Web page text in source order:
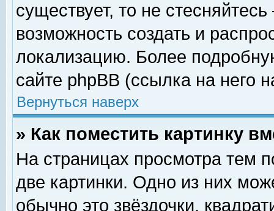
существует, то не
возможность создать и
локализацию. Более
сайте phpBB (ссылка на него
Вернуться наверх
» Как поместить картинку
На страницах просмотра тем
две картинки. Одно из них
обычно это звёздочки,